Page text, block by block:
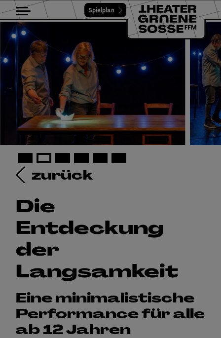
Toggle navigationSpielplan
zurück
Die
Entdeckung
der
Langsamkeit
Eine minimalistische
Performance für alle
ab 12 Jahren